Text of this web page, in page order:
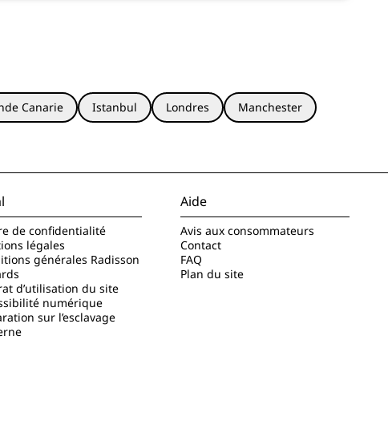
Canarie Istanbul Londres
Manchester
de confidentialité
légales
générales Radisson
d’utilisation du site
numérique
sur l’esclavage
Aide
Avis aux consommateurs
Contact
FAQ
Plan du site